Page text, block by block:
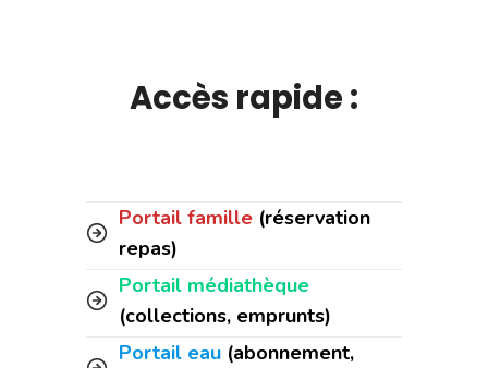
Accès rapide :
Portail famille (réservation
repas)
Portail médiathèque
(collections, emprunts)
Portail eau (abonnement,